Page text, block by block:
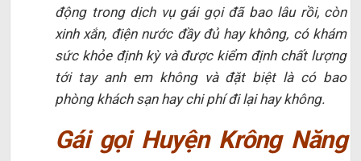
động trong dịch vụ gái gọi đã bao lâu rồi, còn
xinh xắn, điện nước đầy đủ hay không, có khám
sức khỏe định kỳ và được kiểm định chất lượng
tới tay anh em không và đặt biệt là có bao
phòng khách sạn hay chi phí đi lại hay không.
Gái gọi Huyện Krông Năng